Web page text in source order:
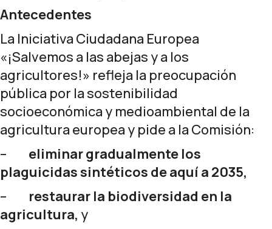
Antecedentes
La Iniciativa Ciudadana Europea
«¡Salvemos a las abejas y a los
agricultores!» refleja la preocupación
pública por la sostenibilidad
socioeconómica y medioambiental de la
agricultura europea y pide a la Comisión:
– eliminar gradualmente los
plaguicidas sintéticos de aquí a 2035,
– restaurar la biodiversidad en la
agricultura, y